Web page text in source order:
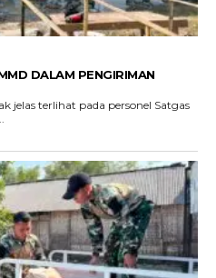
DALAM PENGIRIMAN
jelas terlihat pada personel Satgas